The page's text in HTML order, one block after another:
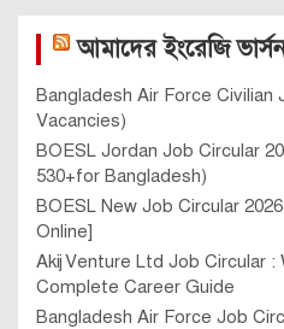
আমাদের ইংরেজি
Bangladesh Air Force Civilian
Vacancies)
BOESL Jordan Job Circular
530+for Bangladesh)
BOESL New Job Circular
Online]
Akij Venture Ltd Job Circular :
Complete Career Guide
Bangladesh Air Force Job